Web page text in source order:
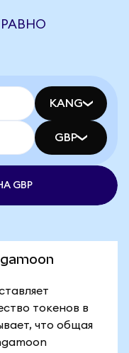
РАВНО
KANG
GBP
GBP
токенов в
что общая